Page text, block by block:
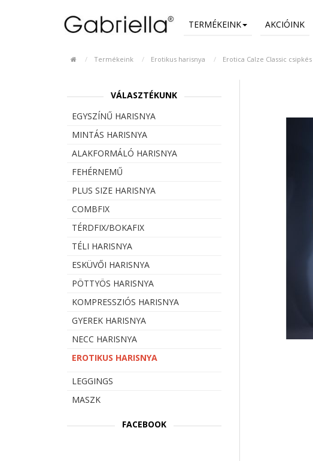
TERMÉKEINK AKCIÓINK
Termékeink Erotikus harisnya Erotica Calze Classic
VÁLASZTÉKUNK
EGYSZÍNŰ HARISNYA
MINTÁS HARISNYA
ALAKFORMÁLÓ HARISNYA
FEHÉRNEMŰ
PLUS SIZE HARISNYA
COMBFIX
TÉRDFIX/BOKAFIX
TÉLI HARISNYA
ESKÜVŐI HARISNYA
PÖTTYÖS HARISNYA
KOMPRESSZIÓS HARISNYA
GYEREK HARISNYA
NECC HARISNYA
EROTIKUS HARISNYA
LEGGINGS
MASZK
FACEBOOK